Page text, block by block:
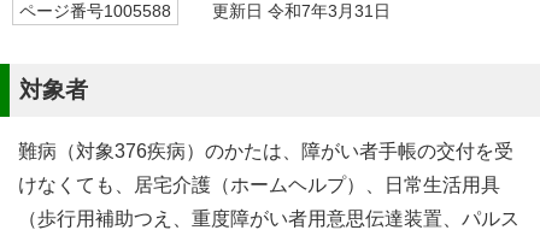
ページ番号1005588 更新日 令和7年3月31日
対象者
難病（対象376疾病）のかたは、障がい者手帳の交付を受
けなくても、居宅介護（ホームヘルプ）、日常生活用具
（歩行用補助つえ、重度障がい者用意思伝達装置、パルス